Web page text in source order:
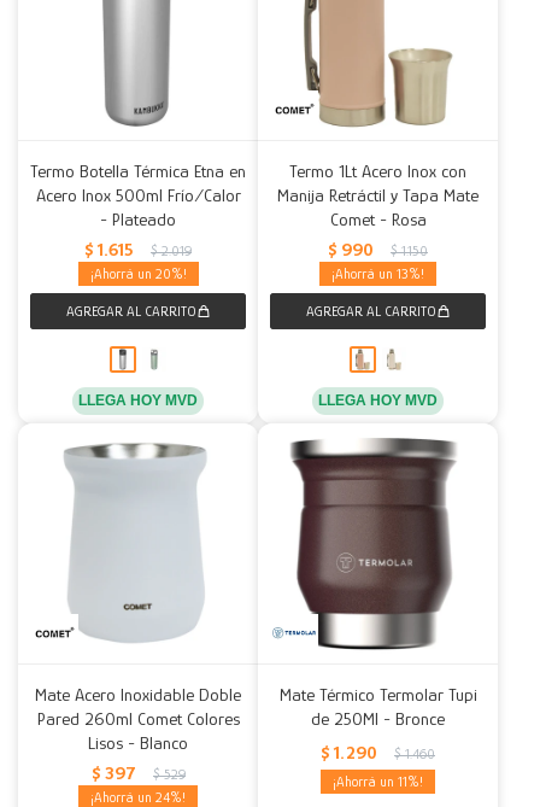
Termo Botella Térmica Etna en
Acero Inox 500ml Frío/Calor
- Plateado
$ 1.615 $ 2.019
20
LLEGA HOY MVD
Termo 1Lt Acero Inox con
Manija Retráctil y Tapa Mate
Comet - Rosa
$ 990 $ 1.150
13
LLEGA HOY MVD
Mate Acero Inoxidable Doble
Pared 260ml Comet Colores
Lisos - Blanco
$ 397 $ 529
24
Mate Térmico Termolar Tupi
de 250Ml - Bronce
$ 1.290 $ 1.460
11